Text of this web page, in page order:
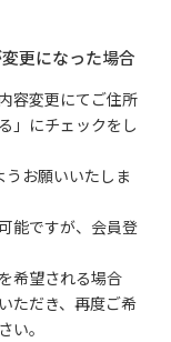
更になった場合
容変更にてご住所
」にチェックをし
お願いいたしま
能ですが、会員登
希望される場合
ただき、再度ご希
い。